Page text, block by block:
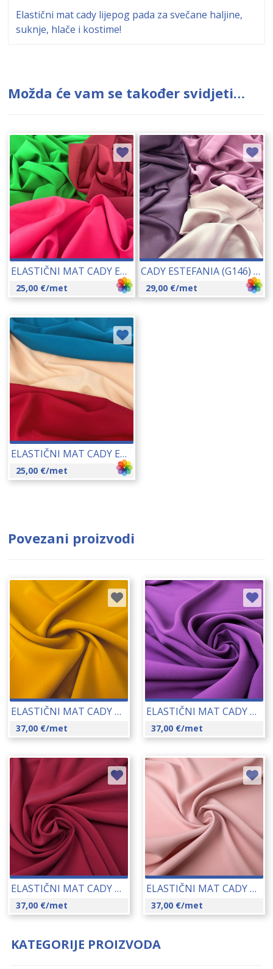
Elastični mat cady lijepog pada za svečane haljine,
suknje, hlače i kostime!
Možda će vam se također svidjeti…
ELASTIČNI MAT CADY ELEGANCE 145 CM 23045
25,00 €/met
CADY ESTEFANIA (G146) 140 CM 01830
29,00 €/met
ELASTIČNI MAT CADY ELONA 145 CM 24022
25,00 €/met
Povezani proizvodi
ELASTIČNI MAT CADY EBRO (250) 145 CM 17101-107
37,00 €/met
ELASTIČNI MAT CADY EBRO (250) 145 CM 17101-26
37,00 €/met
ELASTIČNI MAT CADY EBRO (250) 145 CM 17101-37
37,00 €/met
ELASTIČNI MAT CADY EBRO (250) 145 CM 17101-30
37,00 €/met
KATEGORIJE PROIZVODA